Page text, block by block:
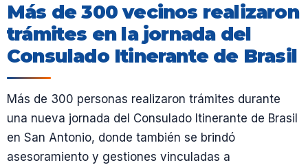
Más de 300 vecinos realizaron
trámites en la jornada del
Consulado Itinerante de Brasil
Más de 300 personas realizaron trámites durante
una nueva jornada del Consulado Itinerante de Brasil
en San Antonio, donde también se brindó
asesoramiento y gestiones vinculadas a